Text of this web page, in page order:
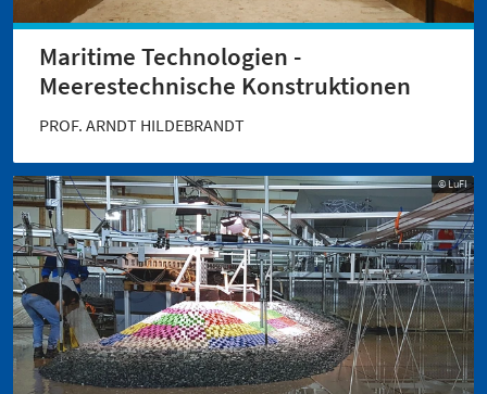
Maritime Technologien -
Meerestechnische Konstruktionen
PROF. ARNDT HILDEBRANDT
© LuFI